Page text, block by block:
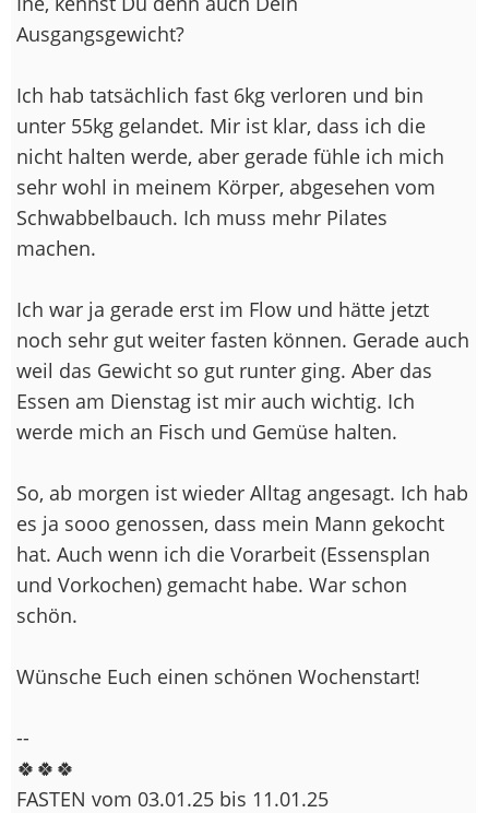
Ausgangsgewicht?
Ich hab tatsächlich fast 6kg verloren und bin
unter 55kg gelandet. Mir ist klar, dass ich die
nicht halten werde, aber gerade fühle ich mich
sehr wohl in meinem Körper, abgesehen vom
Schwabbelbauch. Ich muss mehr Pilates
machen.
Ich war ja gerade erst im Flow und hätte jetzt
noch sehr gut weiter fasten können. Gerade auch
weil das Gewicht so gut runter ging. Aber das
Essen am Dienstag ist mir auch wichtig. Ich
werde mich an Fisch und Gemüse halten.
So, ab morgen ist wieder Alltag angesagt. Ich hab
es ja sooo genossen, dass mein Mann gekocht
hat. Auch wenn ich die Vorarbeit (Essensplan
und Vorkochen) gemacht habe. War schon
schön.
Wünsche Euch einen schönen Wochenstart!
--
🍀🍀🍀
FASTEN vom 03.01.25 bis 11.01.25